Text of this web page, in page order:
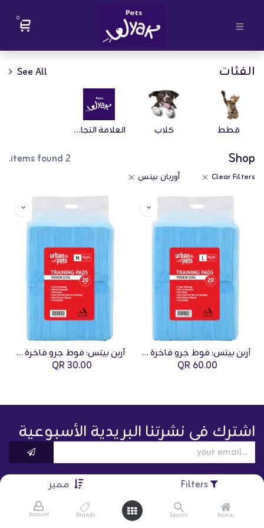
Filters مميز
Home
Search
Brands
Account
0
الفئات See All
قطط كلاب العلامة التجارية
Shop
2 items found.
Clear Filters أوربان بيتس
أربن بيتس: فوط جرو فاخرة - زرقاء 60×90 سم (20 قطعة)
60.00
أربن بيتس: فوط جرو فاخرة - زرقاء 60×60 سم (20 قطعة)
30.00
اشترك في نشرتنا البريدية الأسبوعية